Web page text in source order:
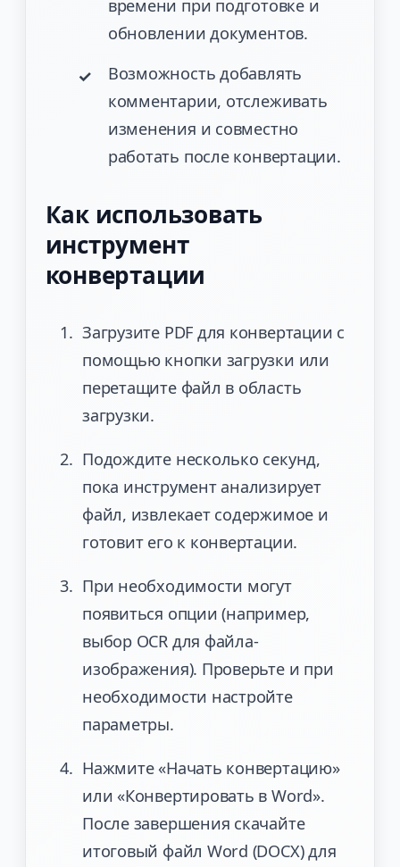
времени при подготовке и
обновлении документов.
Возможность добавлять
комментарии, отслеживать
изменения и совместно
работать после конвертации.
Как использовать
инструмент
конвертации
Загрузите PDF для конвертации с
помощью кнопки загрузки или
перетащите файл в область
загрузки.
Подождите несколько секунд,
пока инструмент анализирует
файл, извлекает содержимое и
готовит его к конвертации.
При необходимости могут
появиться опции (например,
выбор OCR для файла-
изображения). Проверьте и при
необходимости настройте
параметры.
Нажмите «Начать конвертацию»
или «Конвертировать в Word».
После завершения скачайте
итоговый файл Word (DOCX) для